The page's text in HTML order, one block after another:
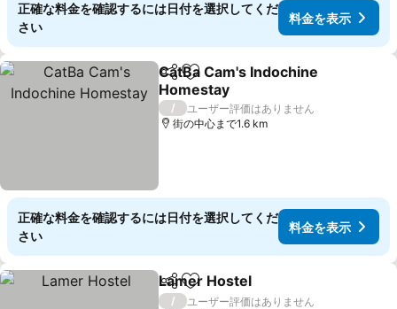
正確な料金を確認するには日付を選択してくだ
さい
料金を表示
シェアお気に入りに追加
CatBa Cam's Indochine
Homestay
/
ユーザー評価はありません
街の中心まで1.6 km
正確な料金を確認するには日付を選択してくだ
さい
料金を表示
シェアお気に入りに追加
Lamer Hostel
/
ユーザー評価はありません